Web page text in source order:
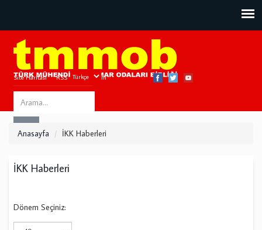
Site Haritası RSS Bize Ulaşın
Search
this
Anasayfa İKK Haberleri
İKK Haberleri
Dönem Seçiniz: